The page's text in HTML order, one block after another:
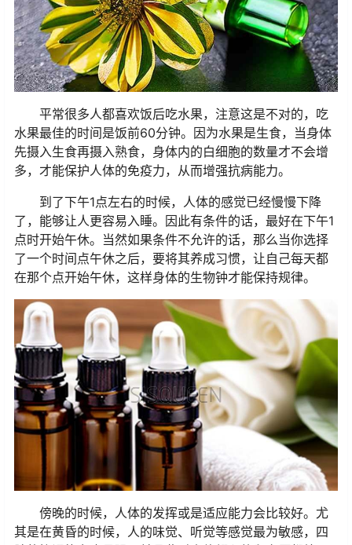
平常很多人都喜欢饭后吃水果，注意这是不对的，吃
水果最佳的时间是饭前60分钟。因为水果是生食，当身体
先摄入生食再摄入熟食，身体内的白细胞的数量才不会增
多，才能保护人体的免疫力，从而增强抗病能力。
到了下午1点左右的时候，人体的感觉已经慢慢下降
了，能够让人更容易入睡。因此有条件的话，最好在下午1
点时开始午休。当然如果条件不允许的话，那么当你选择
了一个时间点午休之后，要将其养成习惯，让自己每天都
在那个点开始午休，这样身体的生物钟才能保持规律。
傍晚的时候，人体的发挥或是适应能力会比较好。尤
其是在黄昏的时候，人的味觉、听觉等感觉最为敏感，四